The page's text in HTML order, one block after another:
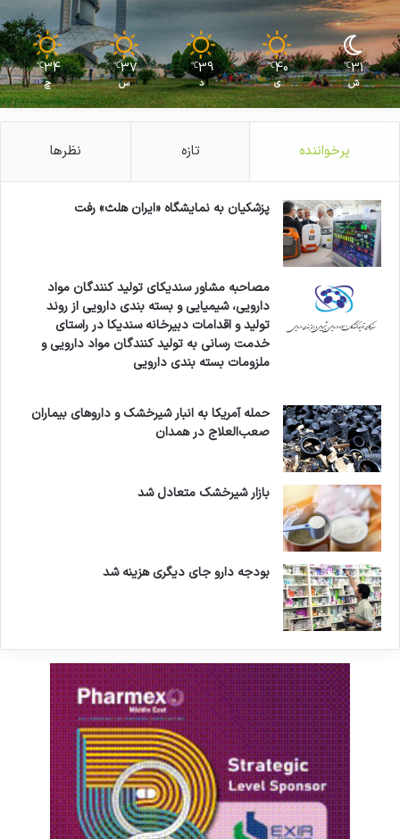
31
℃
ش
40
℃
ی
39
℃
د
37
℃
س
34
℃
چ
پرخواننده تازه نظرها
پزشکیان به نمایشگاه «ایران هلث» رفت
مصاحبه مشاور سندیکای تولید کنندگان مواد
دارویی، شیمیایی و بسته بندی دارویی از روند
تولید و اقدامات دبیرخانه سندیکا در راستای
خدمت رسانی به تولید کنندگان مواد دارویی و
ملزومات بسته بندی دارویی
حمله آمریکا به انبار شیرخشک و داروهای بیماران
صعب‌العلاج در همدان
بازار شیرخشک متعادل شد
بودجه دارو جای دیگری هزینه شد